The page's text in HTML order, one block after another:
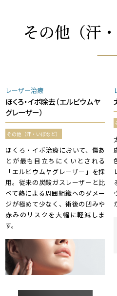
その他（汗
レーザー治療
ほくろ・イボ除去（エルビウムヤ
グレーザー）
その他（汗・いぼなど）
ほくろ・イボ治療において、傷あ
とが最も目立ちにくいとされる
「エルビウムヤグレーザー」を採
用。従来の炭酸ガスレーザーと比
べて熱による周囲組織へのダメー
ジが極めて少なく、術後の凹みや
赤みのリスクを大幅に軽減しま
す。